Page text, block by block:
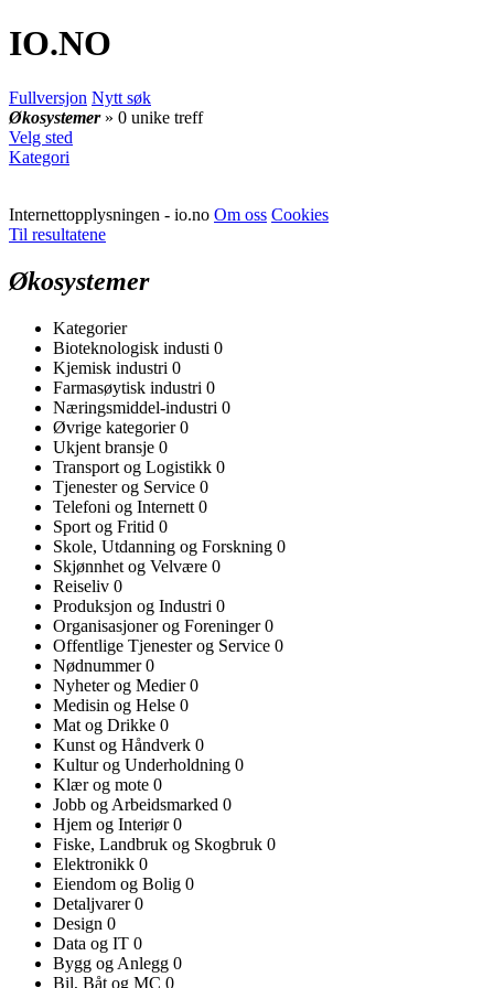
IO.NO
Fullversjon Nytt søk
Økosystemer » 0 unike treff
Velg sted
Kategori
Internettopplysningen - io.no Om oss Cookies
Til resultatene
Økosystemer
Kategorier
Bioteknologisk industi 0
Kjemisk industri 0
Farmasøytisk industri 0
Næringsmiddel-industri 0
Øvrige kategorier0
Ukjent bransje 0
Transport og Logistikk 0
Tjenester og Service 0
Telefoni og Internett 0
Sport og Fritid 0
Skole, Utdanning og Forskning 0
Skjønnhet og Velvære 0
Reiseliv 0
Produksjon og Industri 0
Organisasjoner og Foreninger0
Offentlige Tjenester og Service 0
Nødnummer0
Nyheter og Medier0
Medisin og Helse 0
Mat og Drikke 0
Kunst og Håndverk 0
Kultur og Underholdning 0
Klær og mote 0
Jobb og Arbeidsmarked 0
Hjem og Interiør0
Fiske, Landbruk og Skogbruk 0
Elektronikk 0
Eiendom og Bolig 0
Detaljvarer0
Design 0
Data og IT 0
Bygg og Anlegg 0
Bil, Båt og MC 0